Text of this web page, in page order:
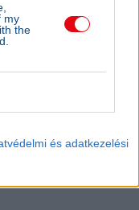
my
the
és adatkezelési